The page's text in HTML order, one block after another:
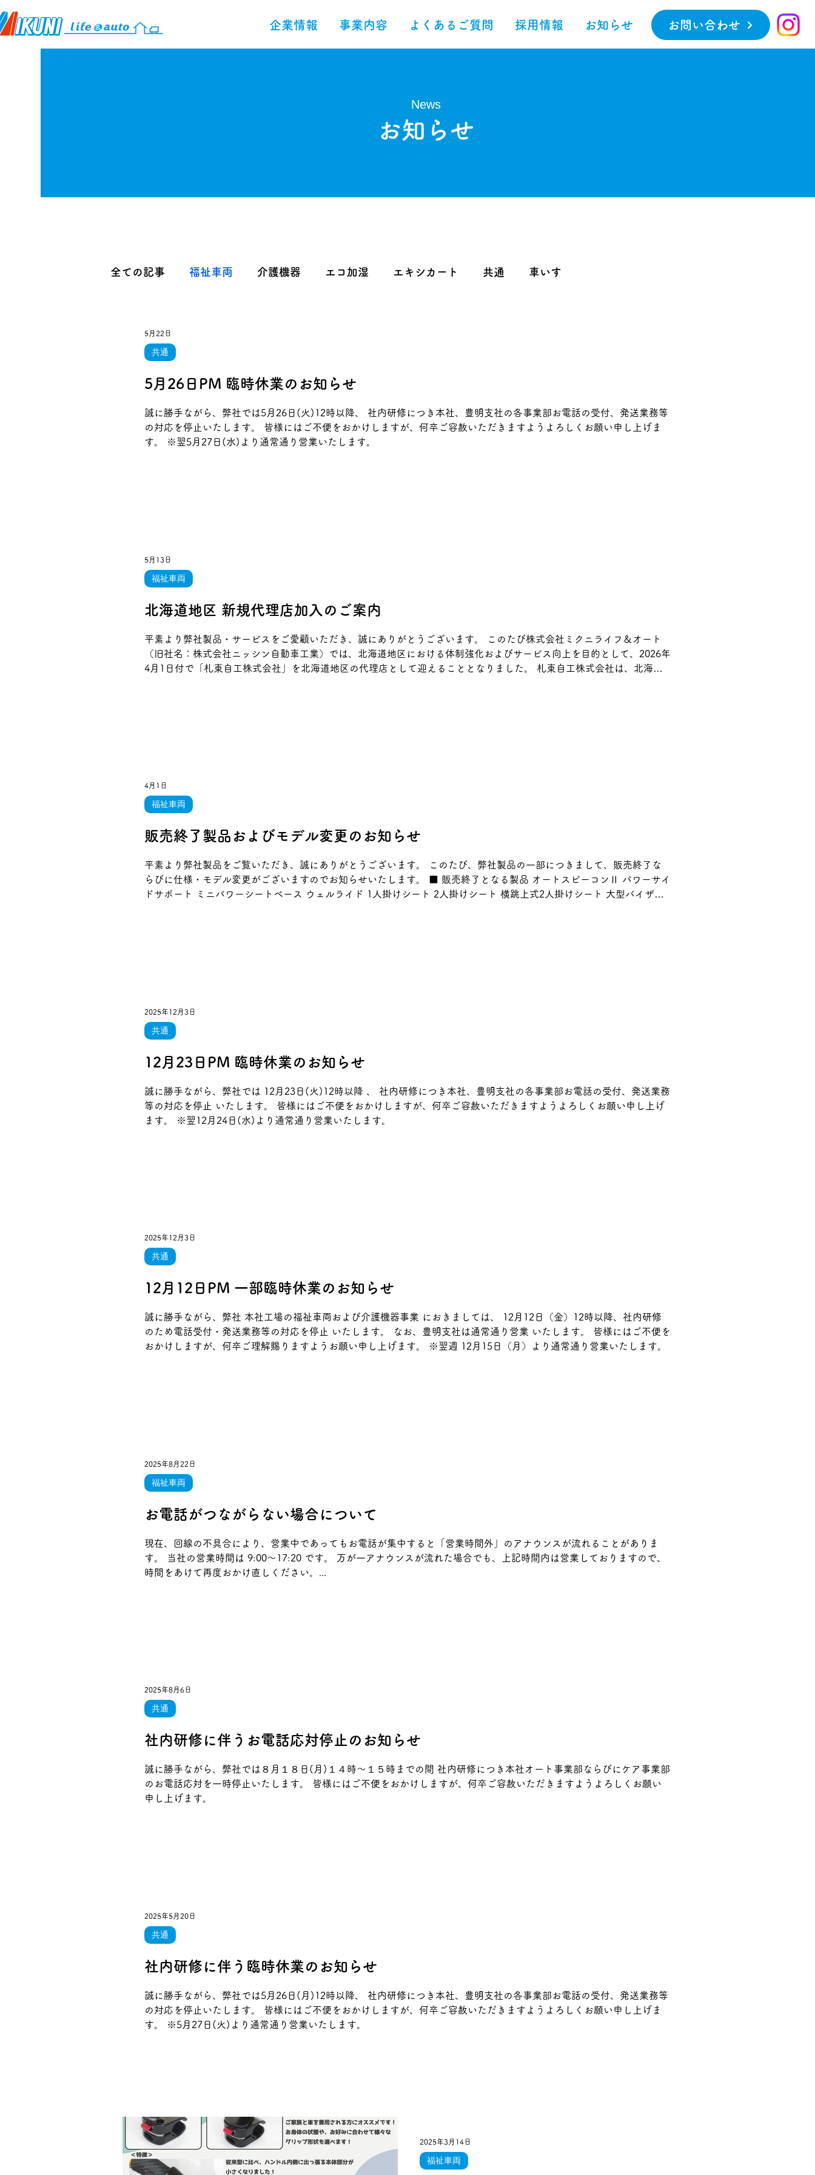
企業情報 事業内容 よくあるご質問 採用情報 お知らせ お問い合わせ
News
​お知らせ
全ての記事 福祉車両 介護機器 エコ加湿 エキシカート 共通 車いす
5月26日PM 臨時休業のお知らせ
誠に勝手ながら、弊社では5月26日(火)12時以降、 社内研修につき本社、豊明支社の各事業部お電話の受付、発送業務等
の対応を停止いたします。 皆様にはご不便をおかけしますが、何卒ご容赦いただきますようよろしくお願い申し上げま
す。 ※翌5月27日(水)より通常通り営業いたします。
共通
5月22日
北海道地区 新規代理店加入のご案内
平素より弊社製品・サービスをご愛顧いただき、誠にありがとうございます。 このたび株式会社ミクニライフ＆オート
（旧社名：株式会社ニッシン自動車工業）では、北海道地区における体制強化およびサービス向上を目的として、2026年
4月1日付で「札東自工株式会社」を北海道地区の代理店として迎えることとなりました。 札東自工株式会社は、北海道
福祉車両
5月13日
販売終了製品およびモデル変更のお知らせ
平素より弊社製品をご覧いただき、誠にありがとうございます。 このたび、弊社製品の一部につきまして、販売終了な
らびに仕様・モデル変更がございますのでお知らせいたします。 ■ 販売終了となる製品 オートスピーコンⅡ パワーサイ
ドサポート ミニパワーシートベース ウェルライド 1人掛けシート 2人掛けシート 横跳上式2人掛けシート 大型バイザー
福祉車両
4月1日
12月23日PM 臨時休業のお知らせ
誠に勝手ながら、弊社では 12月23日(火)12時以降 、 社内研修につき本社、豊明支社の各事業部お電話の受付、発送業務
等の対応を停止 いたします。 皆様にはご不便をおかけしますが、何卒ご容赦いただきますようよろしくお願い申し上げ
ます。 ※翌12月24日(水)より通常通り営業いたします。
共通
2025年12月3日
12月12日PM 一部臨時休業のお知らせ
誠に勝手ながら、弊社 本社工場の福祉車両および介護機器事業 におきましては、 12月12日（金）12時以降、社内研修
のため電話受付・発送業務等の対応を停止 いたします。 なお、豊明支社は通常通り営業 いたします。 皆様にはご不便を
おかけしますが、何卒ご理解賜りますようお願い申し上げます。 ※翌週 12月15日（月）より通常通り営業いたします。
共通
2025年12月3日
お電話がつながらない場合について
現在、回線の不具合により、営業中であってもお電話が集中すると「営業時間外」のアナウンスが流れることがありま
す。 当社の営業時間は 9:00～17:20 です。 万が一アナウンスが流れた場合でも、上記時間内は営業しておりますので、
時間をあけて再度おかけ直しください。...
福祉車両
2025年8月22日
社内研修に伴うお電話応対停止のお知らせ
誠に勝手ながら、弊社では８月１８日(月)１４時～１５時までの間 社内研修につき本社オート事業部ならびにケア事業部
のお電話応対を一時停止いたします。 皆様にはご不便をおかけしますが、何卒ご容赦いただきますようよろしくお願い
申し上げます。
共通
2025年8月6日
社内研修に伴う臨時休業のお知らせ
誠に勝手ながら、弊社では5月26日(月)12時以降、 社内研修につき本社、豊明支社の各事業部お電話の受付、発送業務等
の対応を停止いたします。 皆様にはご不便をおかけしますが、何卒ご容赦いただきますようよろしくお願い申し上げま
す。 ※5月27日(火)より通常通り営業いたします。
共通
2025年5月20日
福祉車両
2025年3月14日